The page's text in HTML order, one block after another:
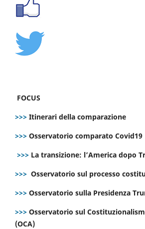
FOCUS
>>> Itinerari della comparazione
>>> Osservatorio comparato Covid19
>>> La transizione: l’America dopo
>>> Osservatorio sul processo
>>> Osservatorio sulla Presidenza
>>> Osservatorio sul
(OCA)